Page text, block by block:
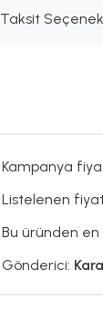
Taksit
Kampanya
Listelenen
Bu üründen en
Gönderici: